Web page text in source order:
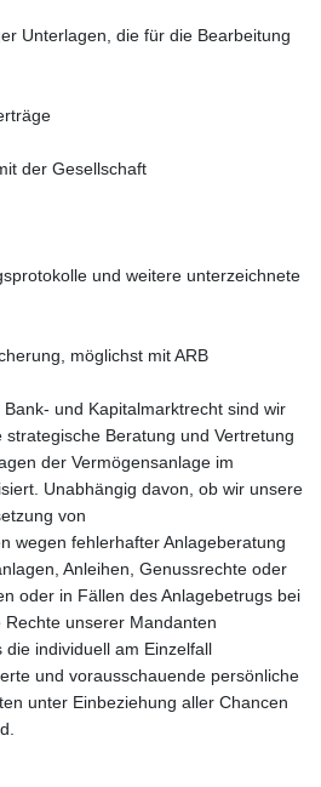
Unterlagen, die für die Bearbeitung
der Gesellschaft
und weitere unterzeichnete
möglichst mit ARB
und Kapitalmarktrecht sind wir
Beratung und Vertretung
der Vermögensanlage im
Unabhängig davon, ob wir unsere
von
wegen fehlerhafter Anlageberatung
Anleihen, Genussrechte oder
oder in Fällen des Anlagebetrugs bei
unserer Mandanten
individuell am Einzelfall
und vorausschauende persönliche
unter Einbeziehung aller Chancen